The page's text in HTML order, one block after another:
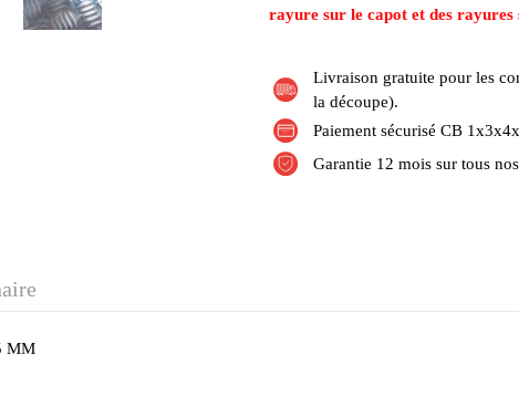
rayure sur le capot et des rayures
Livraison gratuite pour les
la découpe).
Paiement sécurisé CB
Garantie 12 mois sur tous
MM